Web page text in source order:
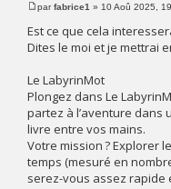
parfabrice1 » 10 Aoû 2025,
Est ce que cela
Dites le moi et je mettrai
Le LabyrinMot
Plongez dans Le
partez à l’aventure dans
livre entre vos mains.
Votre mission ? Explorer
temps (mesuré en
serez-vous assez rapide